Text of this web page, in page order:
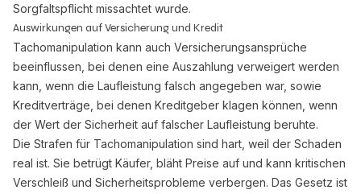
Sorgfaltspflicht missachtet wurde.
Auswirkungen auf Versicherung und Kredit
Tachomanipulation kann auch Versicherungsansprüche
beeinflussen, bei denen eine Auszahlung verweigert werden
kann, wenn die Laufleistung falsch angegeben war, sowie
Kreditverträge, bei denen Kreditgeber klagen können, wenn
der Wert der Sicherheit auf falscher Laufleistung beruhte.
Die Strafen für Tachomanipulation sind hart, weil der Schaden
real ist. Sie betrügt Käufer, bläht Preise auf und kann kritischen
Verschleiß und Sicherheitsprobleme verbergen. Das Gesetz ist